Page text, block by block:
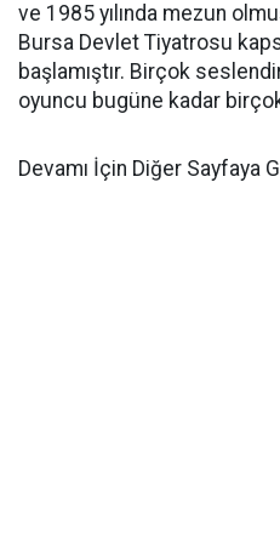
ve 1985 yılında mezun
Bursa Devlet Tiyatrosu
başlamıştır. Birçok
oyuncu bugüne kadar
Devamı İçin Diğer Sayfaya